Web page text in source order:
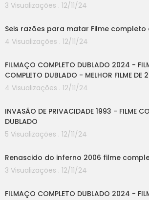
3 Visualizações . 12/11/24
Seis razões para matar Filme
4 Visualizações . 12/11/24
FILMAÇO COMPLETO DUBLADO 2024 -
COMPLETO DUBLADO - MELHOR FILME DE
4 Visualizações . 12/11/24
INVASÃO DE PRIVACIDADE 1993 - FILME
DUBLADO
5 Visualizações . 12/11/24
Renascido do inferno 2006 filme
3 Visualizações . 12/11/24
FILMAÇO COMPLETO DUBLADO 2024 -